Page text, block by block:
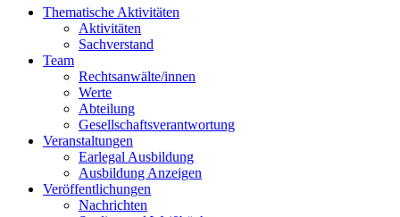
Thematische Aktivitäten
Aktivitäten
Sachverstand
Team
Rechtsanwälte/innen
Werte
Abteilung
Gesellschaftsverantwortung
Veranstaltungen
Earlegal Ausbildung
Ausbildung Anzeigen
Veröffentlichungen
Nachrichten